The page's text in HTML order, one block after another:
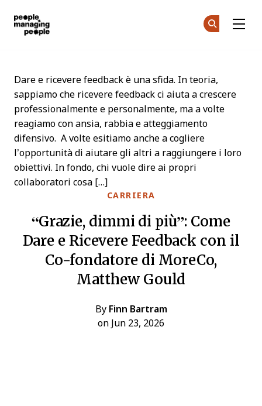
CARRIERA
“Grazie, dimmi di più”: Come
Dare e Ricevere Feedback con il
Co-fondatore di MoreCo,
Matthew Gould
By Finn Bartram
on Jun 23, 2026
Dare e ricevere feedback è una sfida. In teoria,
sappiamo che ricevere feedback ci aiuta a crescere
professionalmente e personalmente, ma a volte
reagiamo con ansia, rabbia e atteggiamento
difensivo. A volte esitiamo anche a cogliere
l’opportunità di aiutare gli altri a raggiungere i loro
obiettivi. In fondo, chi vuole dire ai propri
collaboratori cosa […]